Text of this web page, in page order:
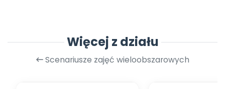
Więcej z działu
Scenariusze zajęć wieloobszarowych